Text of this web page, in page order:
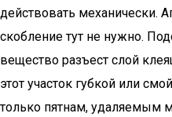
действовать механически.
скобление тут не нужно.
вещество разъест слой
этот участок губкой или
только пятнам, удаляемым